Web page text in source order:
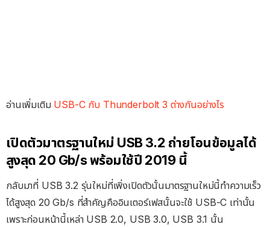
อ่านเพิ่มเติม USB-C กับ Thunderbolt 3 ต่างกันอย่างไร
เปิดตัวมาตรฐานใหม่ USB 3.2 ถ่ายโอนข้อมูลได้
สูงสุด 20 Gb/s พร้อมใช้ปี 2019 นี้
กลับมาที่ USB 3.2 รุ่นใหม่ที่เพิ่งเปิดตัวนั้นมาตรฐานใหม่นี้ทำความเร็ว
ได้สูงสุด 20 Gb/s ที่สำคัญคืออินเตอร์เฟสนั้นจะใช้ USB-C เท่านั้น
เพราะก่อนหน้านี้เหล่า USB 2.0, USB 3.0, USB 3.1 นั้น